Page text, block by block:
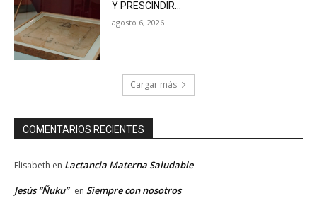
Y PRESCINDIR…
agosto 6, 2026
Cargar más
COMENTARIOS RECIENTES
Elisabeth en Lactancia Materna Saludable
Jesús “Ñuku” en Siempre con nosotros